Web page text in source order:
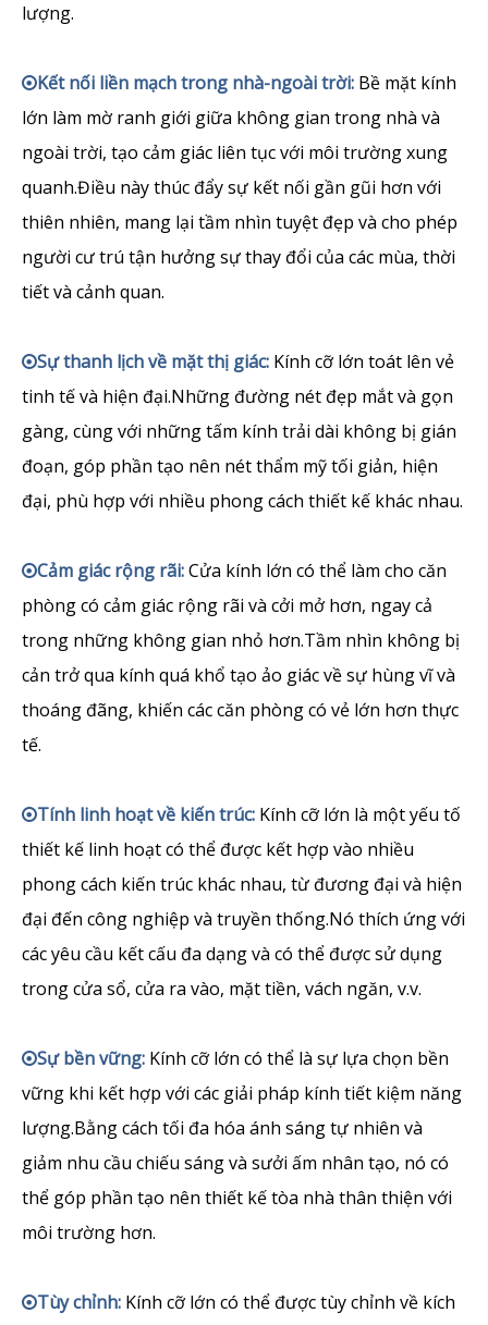
lượng.
Kết nối liền mạch trong nhà-ngoài trời: Bề mặt kính
lớn làm mờ ranh giới giữa không gian trong nhà và
ngoài trời, tạo cảm giác liên tục với môi trường xung
quanh.Điều này thúc đẩy sự kết nối gần gũi hơn với
thiên nhiên, mang lại tầm nhìn tuyệt đẹp và cho phép
người cư trú tận hưởng sự thay đổi của các mùa, thời
tiết và cảnh quan.
Sự thanh lịch về mặt thị giác: Kính cỡ lớn toát lên vẻ
tinh tế và hiện đại.Những đường nét đẹp mắt và gọn
gàng, cùng với những tấm kính trải dài không bị gián
đoạn, góp phần tạo nên nét thẩm mỹ tối giản, hiện
đại, phù hợp với nhiều phong cách thiết kế khác nhau.
Cảm giác rộng rãi:Cửa kính lớn có thể làm cho căn
phòng có cảm giác rộng rãi và cởi mở hơn, ngay cả
trong những không gian nhỏ hơn.Tầm nhìn không bị
cản trở qua kính quá khổ tạo ảo giác về sự hùng vĩ và
thoáng đãng, khiến các căn phòng có vẻ lớn hơn thực
tế.
Tính linh hoạt về kiến ​​trúc: Kính cỡ lớn là một yếu tố
thiết kế linh hoạt có thể được kết hợp vào nhiều
phong cách kiến ​​trúc khác nhau, từ đương đại và hiện
đại đến công nghiệp và truyền thống.Nó thích ứng với
các yêu cầu kết cấu đa dạng và có thể được sử dụng
trong cửa sổ, cửa ra vào, mặt tiền, vách ngăn, v.v.
Sự bền vững: Kính cỡ lớn có thể là sự lựa chọn bền
vững khi kết hợp với các giải pháp kính tiết kiệm năng
lượng.Bằng cách tối đa hóa ánh sáng tự nhiên và
giảm nhu cầu chiếu sáng và sưởi ấm nhân tạo, nó có
thể góp phần tạo nên thiết kế tòa nhà thân thiện với
môi trường hơn.
Tùy chỉnh: Kính cỡ lớn có thể được tùy chỉnh về kích